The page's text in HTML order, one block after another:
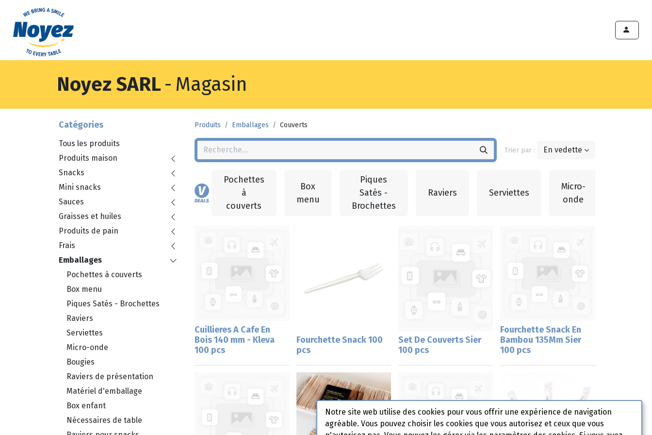
Noyez SARL- Magasin
Catégories
Tous les produits
Produits maison
Snacks
Mini snacks
Sauces
Graisses et huiles
Produits de pain
Frais
Emballages
Pochettes à couverts
Box menu
Piques Satés - Brochettes
Raviers
Serviettes
Micro-onde
Bougies
Raviers de présentation
Matériel d'emballage
Box enfant
Nécessaires de table
Produits Emballages Couverts
Trier par : En vedette
Pochettes
à
couverts
Box
menu
Piques
Satés -
Brochettes
Raviers Serviettes
Micro-
onde
Cuillieres A Cafe En
Bois 140 mm - Kleva
100 pcs
Fourchette Snack 100
pcs
Set De Couverts Sier
100 pcs
Fourchette Snack En
Bambou 135Mm Sier
100 pcs
Notre site web utilise des cookies pour vous offrir une expérience de navigation
agréable. Vous pouvez choisir les cookies que vous autorisez et ceux que vous